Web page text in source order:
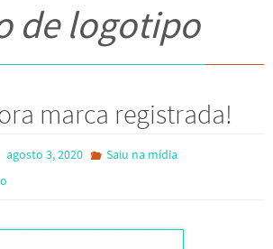
de logotipo
marca registrada!
agosto 3, 2020
Saiu na mídia